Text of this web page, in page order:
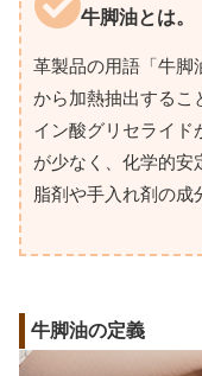
牛脚油とは。
革製品の用語「牛脚
から加熱抽出するこ
イン酸グリセライド
が少なく、化学的安
脂剤や手入れ剤の成
牛脚油の定義